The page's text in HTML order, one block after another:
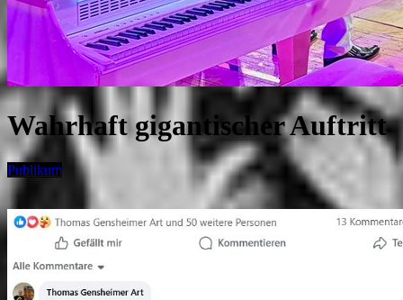
Wahrhaft gigantischer Auftritt
Publikum